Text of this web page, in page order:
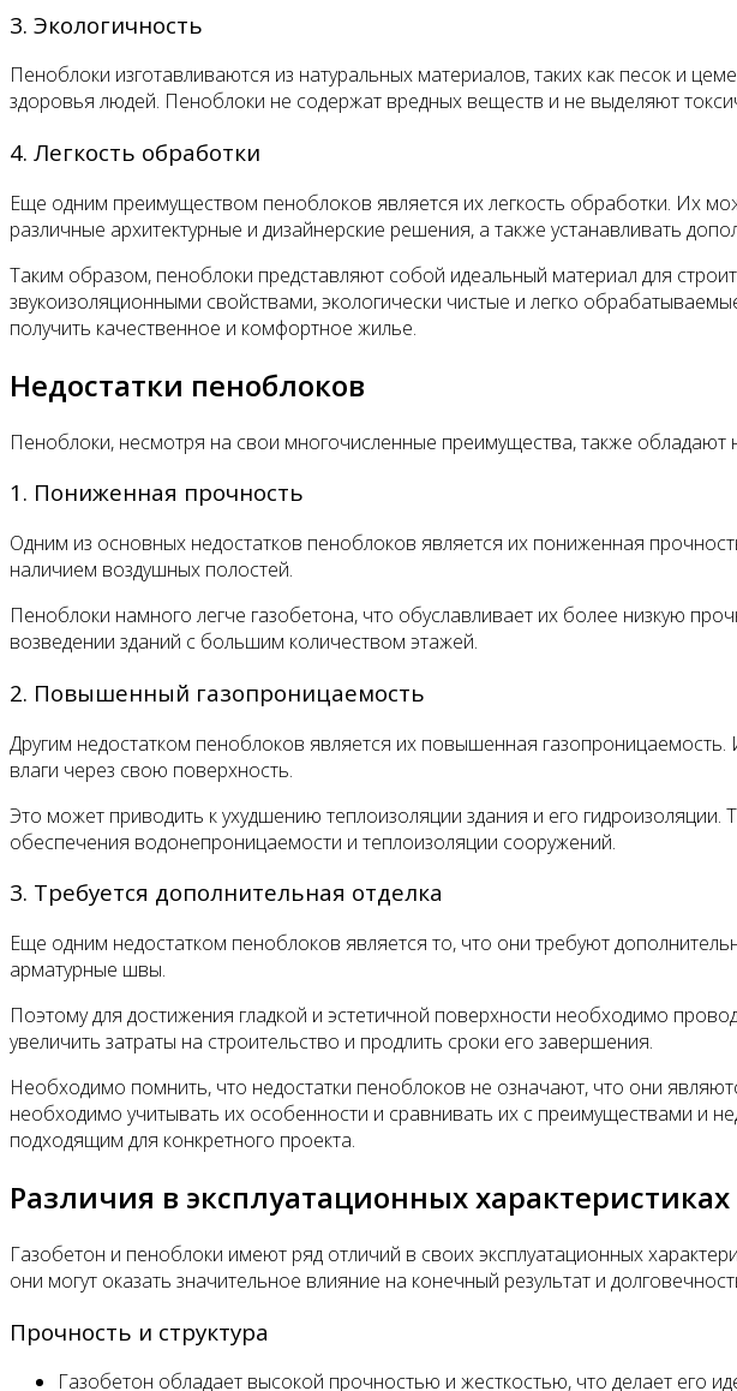
3. Экологичность
Пеноблоки изготавливаются из натуральных материалов, таких как песок и
здоровья людей. Пеноблоки не содержат вредных веществ и не выделяют
4. Легкость обработки
Еще одним преимуществом пеноблоков является их легкость обработки. Их
различные архитектурные и дизайнерские решения, а также устанавливать
Таким образом, пеноблоки представляют собой идеальный материал для
звукоизоляционными свойствами, экологически чистые и легко
получить качественное и комфортное жилье.
Недостатки пеноблоков
Пеноблоки, несмотря на свои многочисленные преимущества, также обладают
1. Пониженная прочность
Одним из основных недостатков пеноблоков является их пониженная
наличием воздушных полостей.
Пеноблоки намного легче газобетона, что обуславливает их более низкую
возведении зданий с большим количеством этажей.
2. Повышенный газопроницаемость
Другим недостатком пеноблоков является их повышенная
влаги через свою поверхность.
Это может приводить к ухудшению теплоизоляции здания и его
обеспечения водонепроницаемости и теплоизоляции сооружений.
3. Требуется дополнительная отделка
Еще одним недостатком пеноблоков является то, что они требуют
арматурные швы.
Поэтому для достижения гладкой и эстетичной поверхности необходимо
увеличить затраты на строительство и продлить сроки его завершения.
Необходимо помнить, что недостатки пеноблоков не означают, что они
необходимо учитывать их особенности и сравнивать их с преимуществами и
подходящим для конкретного проекта.
Различия в эксплуатационных характеристиках
Газобетон и пеноблоки имеют ряд отличий в своих эксплуатационных
они могут оказать значительное влияние на конечный результат и
Прочность и структура
Газобетон обладает высокой прочностью и жесткостью, что делает его